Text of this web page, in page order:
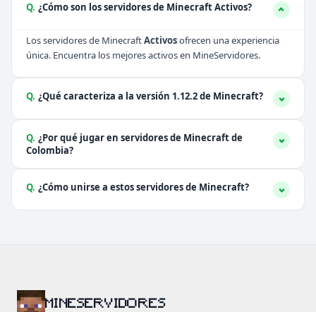
Q. ¿Cómo son los servidores de Minecraft Activos?
Los servidores de MinecraftActivosofrecen una experiencia
única. Encuentra los mejores activos en MineServidores.
Q. ¿Qué caracteriza a la versión 1.12.2 de Minecraft?
Q. ¿Por qué jugar en servidores de Minecraft de
Colombia?
Q. ¿Cómo unirse a estos servidores de Minecraft?
MINESERVIDORES